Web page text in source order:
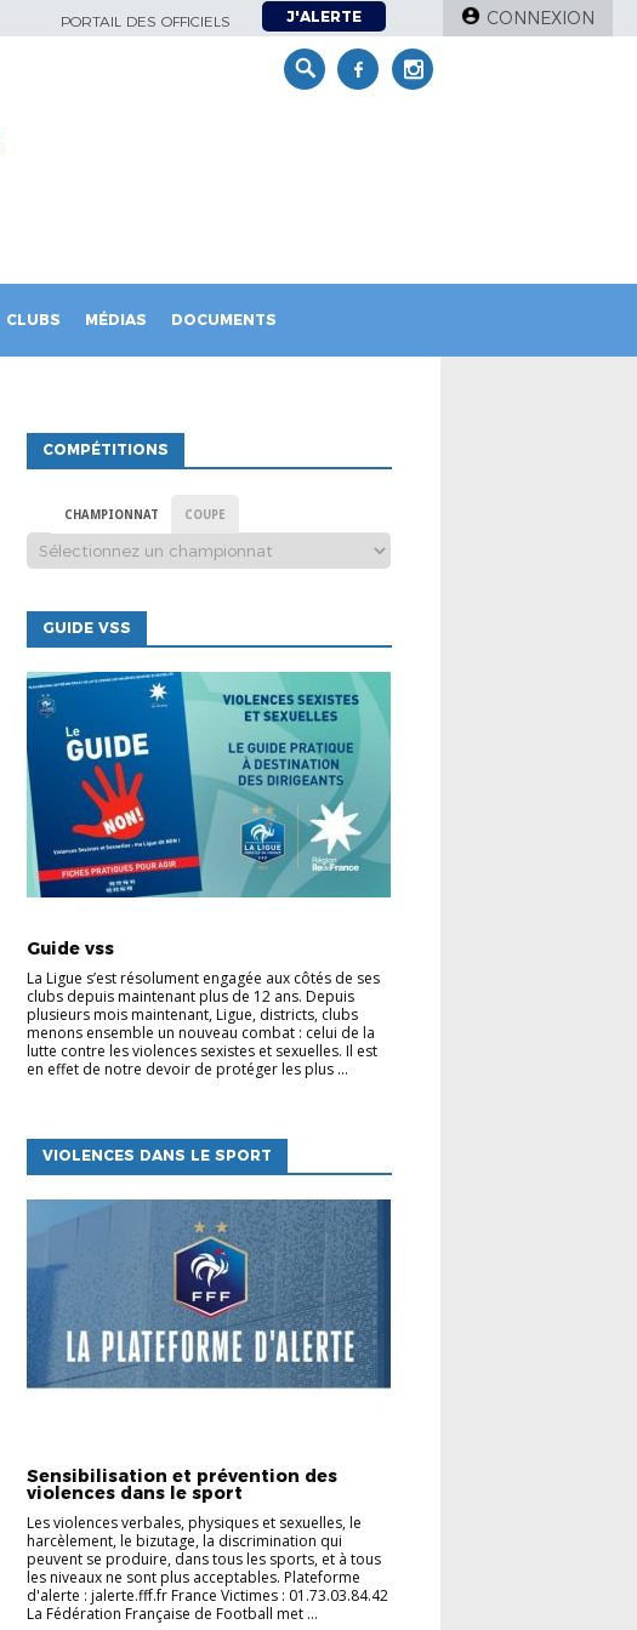
PORTAIL DES OFFICIELS J'ALERTE CONNEXION
CLUBS MÉDIAS DOCUMENTS
COMPÉTITIONS
CHAMPIONNAT COUPE
GUIDE VSS
Guide vss
La Ligue s’est résolument engagée aux côtés de ses
clubs depuis maintenant plus de 12 ans. Depuis
plusieurs mois maintenant, Ligue, districts, clubs
menons ensemble un nouveau combat : celui de la
lutte contre les violences sexistes et sexuelles. Il est
en effet de notre devoir de protéger les plus ...
VIOLENCES DANS LE SPORT
Sensibilisation et prévention des
violences dans le sport
Les violences verbales, physiques et sexuelles, le
harcèlement, le bizutage, la discrimination qui
peuvent se produire, dans tous les sports, et à tous
les niveaux ne sont plus acceptables. Plateforme
d'alerte : jalerte.fff.fr France Victimes : 01.73.03.84.42
La Fédération Française de Football met ...